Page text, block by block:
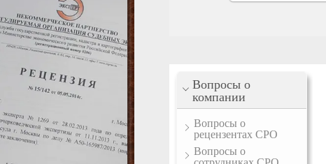
Вопросы о
компании
Вопросы о
рецензентах СРО
Вопросы о